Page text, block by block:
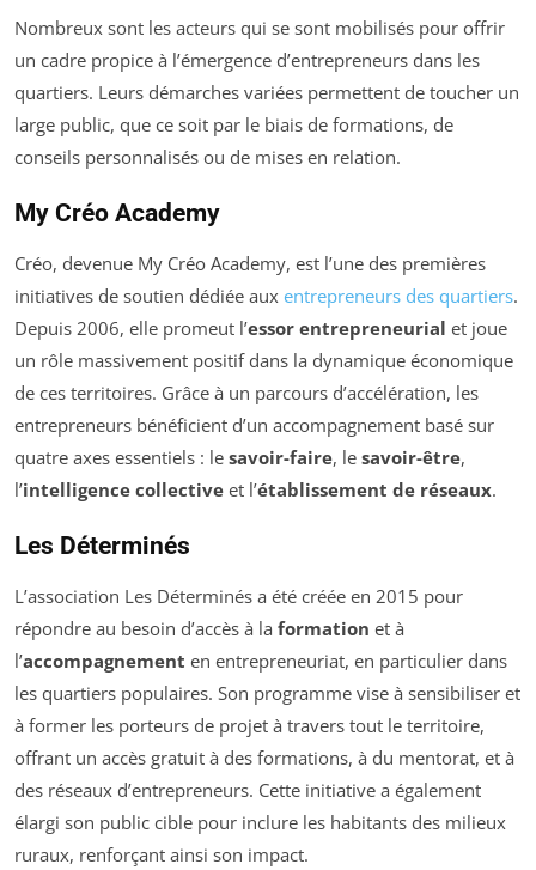
Nombreux sont les acteurs qui se sont mobilisés pour offrir
un cadre propice à l’émergence d’entrepreneurs dans les
quartiers. Leurs démarches variées permettent de toucher un
large public, que ce soit par le biais de formations, de
conseils personnalisés ou de mises en relation.
My Créo Academy
Créo, devenue My Créo Academy, est l’une des premières
initiatives de soutien dédiée aux entrepreneurs des quartiers.
Depuis 2006, elle promeut l’essor entrepreneurial et joue
un rôle massivement positif dans la dynamique économique
de ces territoires. Grâce à un parcours d’accélération, les
entrepreneurs bénéficient d’un accompagnement basé sur
quatre axes essentiels : le savoir-faire, le savoir-être,
l’intelligence collective et l’établissement de réseaux.
Les Déterminés
L’association Les Déterminés a été créée en 2015 pour
répondre au besoin d’accès à la formation et à
l’accompagnement en entrepreneuriat, en particulier dans
les quartiers populaires. Son programme vise à sensibiliser et
à former les porteurs de projet à travers tout le territoire,
offrant un accès gratuit à des formations, à du mentorat, et à
des réseaux d’entrepreneurs. Cette initiative a également
élargi son public cible pour inclure les habitants des milieux
ruraux, renforçant ainsi son impact.